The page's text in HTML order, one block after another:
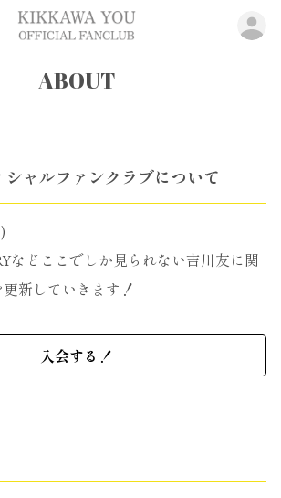
ABOUT
シャルファンクラブについて
などここでしか見られない吉川友に関
新していきます！
入会する！